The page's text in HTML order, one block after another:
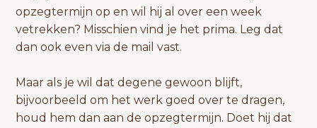
opzegtermijn op en wil hij al over een week
vetrekken? Misschien vind je het prima. Leg dat
dan ook even via de mail vast.
Maar als je wil dat degene gewoon blijft,
bijvoorbeeld om het werk goed over te dragen,
houd hem dan aan de opzegtermijn. Doet hij dat